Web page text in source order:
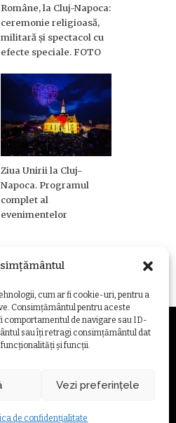
cum ar fi cookie-uri, pentru a
Consimțământul pentru aceste
comportamentul de navigare sau ID-
sau îți retragi consimțământul dat
și funcții.
Vezi preferințele
de confidențialitate
Române, la Cluj-Napoca:
ceremonie religioasă,
militară și spectacol cu
efecte speciale. FOTO
Ziua Unirii la Cluj-
Napoca. Programul
complet al
evenimentelor